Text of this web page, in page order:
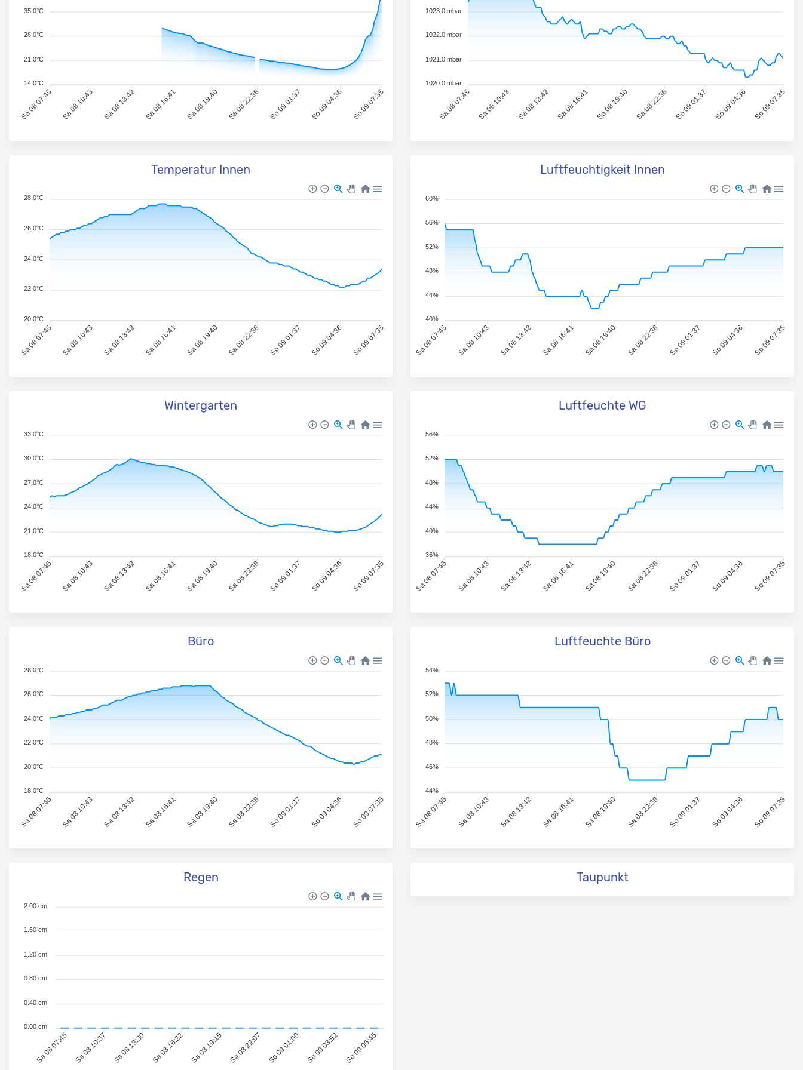
Sa 08 07:45 Sa 08 10:43 Sa 08 13:42 Sa 08 16:41 Sa 08 19:40 Sa 08 22:38 So 09 01:37 So 09 04:36 So 09 07:35
35.0°C
28.0°C
21.0°C
14.0°C
Sa 08 07:45 Sa 08 10:43 Sa 08 13:42 Sa 08 16:41 Sa 08 19:40 Sa 08 22:38 So 09 01:37 So 09 04:36 So 09 07:35
1023.0 mbar
1022.0 mbar
1021.0 mbar
1020.0 mbar
Temperatur Innen
Sa 08 07:45 Sa 08 10:43 Sa 08 13:42 Sa 08 16:41 Sa 08 19:40 Sa 08 22:38 So 09 01:37 So 09 04:36 So 09 07:35
28.0°C
26.0°C
24.0°C
22.0°C
20.0°C
Luftfeuchtigkeit Innen
Sa 08 07:45 Sa 08 10:43 Sa 08 13:42 Sa 08 16:41 Sa 08 19:40 Sa 08 22:38 So 09 01:37 So 09 04:36 So 09 07:35
60%
56%
52%
48%
44%
40%
Wintergarten
Sa 08 07:45 Sa 08 10:43 Sa 08 13:42 Sa 08 16:41 Sa 08 19:40 Sa 08 22:38 So 09 01:37 So 09 04:36 So 09 07:35
33.0°C
30.0°C
27.0°C
24.0°C
21.0°C
18.0°C
Luftfeuchte WG
Sa 08 07:45 Sa 08 10:43 Sa 08 13:42 Sa 08 16:41 Sa 08 19:40 Sa 08 22:38 So 09 01:37 So 09 04:36 So 09 07:35
56%
52%
48%
44%
40%
36%
Büro
Sa 08 07:45 Sa 08 10:43 Sa 08 13:42 Sa 08 16:41 Sa 08 19:40 Sa 08 22:38 So 09 01:37 So 09 04:36 So 09 07:35
28.0°C
26.0°C
24.0°C
22.0°C
20.0°C
18.0°C
Luftfeuchte Büro
Sa 08 07:45 Sa 08 10:43 Sa 08 13:42 Sa 08 16:41 Sa 08 19:40 Sa 08 22:38 So 09 01:37 So 09 04:36 So 09 07:35
54%
52%
50%
48%
46%
44%
Regen
Sa 08 07:45 Sa 08 10:37 Sa 08 13:30 Sa 08 16:22 Sa 08 19:15 Sa 08 22:07 So 09 01:00 So 09 03:52 So 09 06:45
2.00 cm
1.60 cm
1.20 cm
0.80 cm
0.40 cm
0.00 cm
Taupunkt